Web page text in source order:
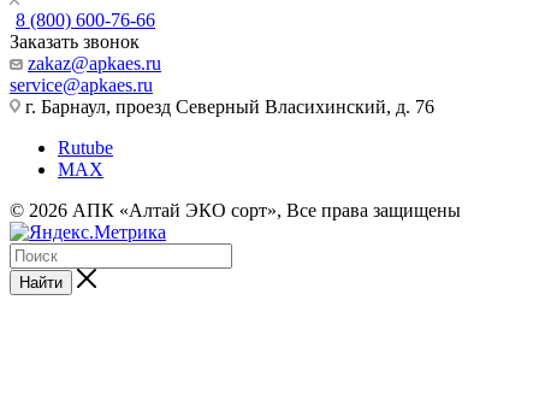
8 (800) 600-76-66
Заказать звонок
zakaz@apkaes.ru
service@apkaes.ru
г. Барнаул, проезд Северный Власихинский, д. 76
Rutube
MAX
© 2026 АПК «Алтай ЭКО сорт», Все права защищены
Найти